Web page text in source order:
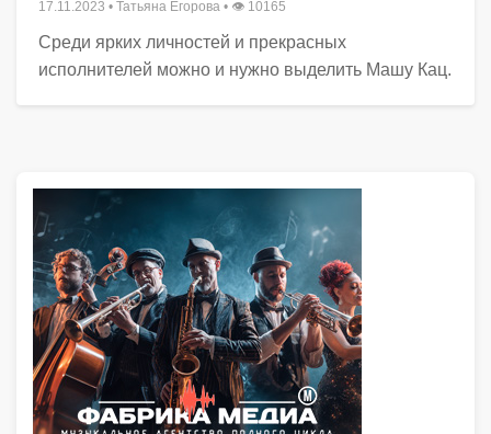
17.11.2023 • Татьяна Егорова • 👁 10165
Среди ярких личностей и прекрасных
исполнителей можно и нужно выделить Машу Кац.